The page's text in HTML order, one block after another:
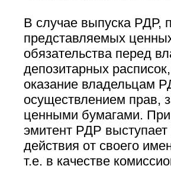
В случае выпуска РДР,
представляемых
обязательства перед
депозитарных
оказание владельцам
осуществлением прав,
ценными бумагами.
эмитент РДР
действия от своего
т.е. в качестве